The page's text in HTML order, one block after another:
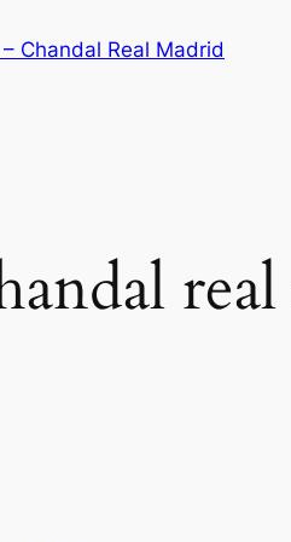
Chandal Real Madrid